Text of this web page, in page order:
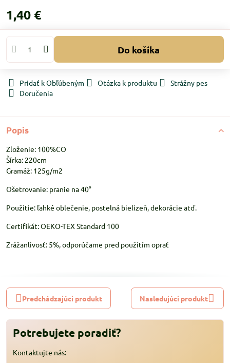
1,40 €
Do košíka
Pridať k Obľúbeným Otázka k produktu
Strážny pes
Doručenia
Popis
Zloženie: 100%CO
Šírka: 220cm
Gramáž: 125g/m2
Ošetrovanie: pranie na 40°
Použitie: ľahké oblečenie, postelná bielizeň, dekorácie atď.
Certifikát: OEKO-TEX Standard 100
Zrážanlivosť: 5%, odporúčame pred použitím oprať
Predchádzajúci produkt Nasledujúci produkt
Potrebujete poradiť?
Kontaktujte nás: